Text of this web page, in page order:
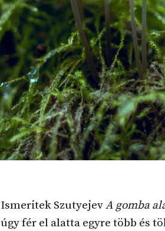
Ismeritek SzutyejevA gomba
úgy fér el alatta egyre több és